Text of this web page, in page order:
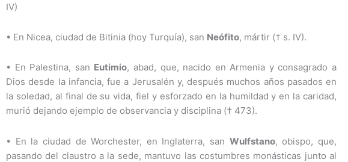
IV)
• En Nicea, ciudad de Bitinia (hoy Turquía), san Neófito, mártir († s. IV).
• En Palestina, san Eutimio, abad, que, nacido en Armenia y consagrado a
Dios desde la infancia, fue a Jerusalén y, después muchos años pasados en
la soledad, al final de su vida, fiel y esforzado en la humildad y en la caridad,
murió dejando ejemplo de observancia y disciplina († 473).
• En la ciudad de Worchester, en Inglaterra, san Wulfstano, obispo, que,
pasando del claustro a la sede, mantuvo las costumbres monásticas junto al